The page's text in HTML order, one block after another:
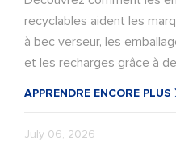
recyclables aident les
à bec verseur, les
et les recharges grâce à
APPRENDRE ENCORE PLUS
July 06, 2026